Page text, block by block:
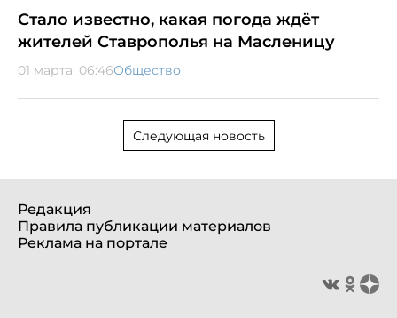
Стало известно, какая погода ждёт
жителей Ставрополья на Масленицу
01 марта, 06:46Общество
Следующая новость
Редакция
Правила публикации материалов
Реклама на портале